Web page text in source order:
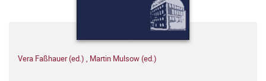
Vera Faßhauer (ed.) , Martin Mulsow (ed.)